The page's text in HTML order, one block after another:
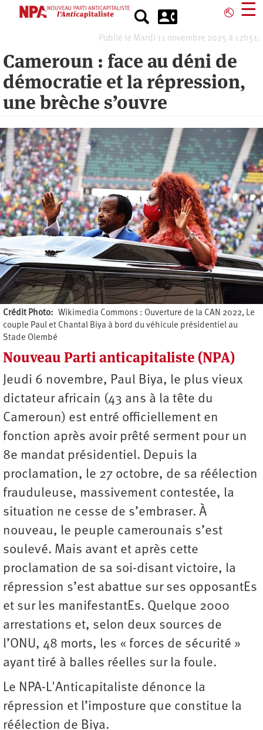
⎋ ☰
Publié le Mardi 11 novembre 2025 à 12h51.
Cameroun : face au déni de
démocratie et la répression,
une brèche s’ouvre
Crédit Photo
Wikimedia Commons : Ouverture de la CAN 2022, Le
couple Paul et Chantal Biya à bord du véhicule présidentiel au
Stade Olembé
Auteur
Nouveau Parti anticapitaliste (NPA)
Jeudi 6 novembre, Paul Biya, le plus vieux
dictateur africain (43 ans à la tête du
Cameroun) est entré officiellement en
fonction après avoir prêté serment pour un
8e mandat présidentiel. Depuis la
proclamation, le 27 octobre, de sa réélection
frauduleuse, massivement contestée, la
situation ne cesse de s’embraser. À
nouveau, le peuple camerounais s’est
soulevé. Mais avant et après cette
proclamation de sa soi-disant victoire, la
répression s’est abattue sur ses opposantEs
et sur les manifestantEs. Quelque 2000
arrestations et, selon deux sources de
l’ONU, 48 morts, les « forces de sécurité »
ayant tiré à balles réelles sur la foule.
Le NPA-L'Anticapitaliste dénonce la
répression et l’imposture que constitue la
réélection de Biya.